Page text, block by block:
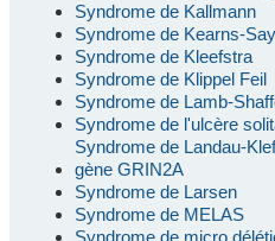
Syndrome de Kallmann
Syndrome de Kearns-
Syndrome de Kleefstra
Syndrome de Klippel Feil
Syndrome de Lamb-
Syndrome de l'ulcère
Syndrome de Landau-
gène GRIN2A
Syndrome de Larsen
Syndrome de MELAS
Syndrome de micro